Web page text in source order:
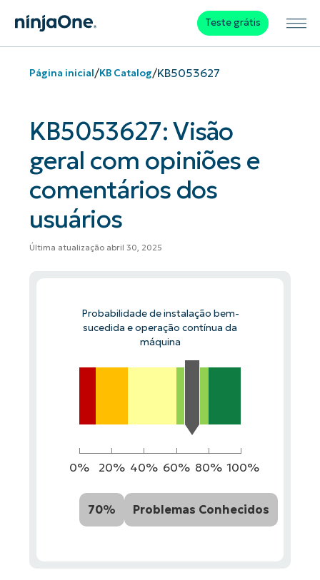
Teste grátis
Página inicial/KB Catalog/KB5053627
KB5053627: Visão
geral com opiniões e
comentários dos
usuários
Última atualização abril 30, 2025
Probabilidade de instalação bem-
sucedida e operação contínua da
máquina
0% 20% 40% 60% 80% 100%
70% Problemas Conhecidos